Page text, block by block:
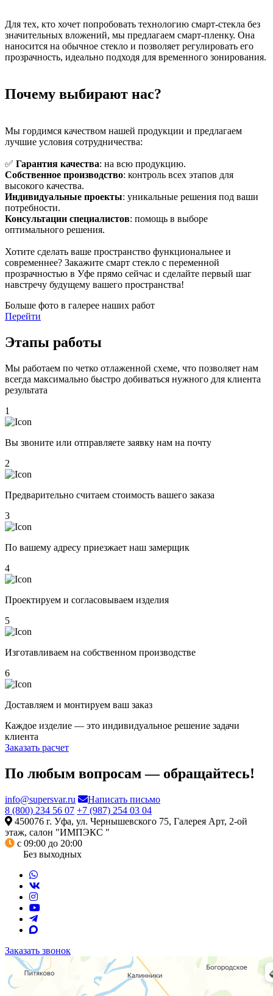
Для тех, кто хочет попробовать технологию смарт-стекла без
значительных вложений, мы предлагаем смарт-пленку. Она
наносится на обычное стекло и позволяет регулировать его
прозрачность, идеально подходя для временного зонирования.
Почему выбирают нас?
Мы гордимся качеством нашей продукции и предлагаем
лучшие условия сотрудничества:
✅ Гарантия качества: на всю продукцию.
Собственное производство: контроль всех этапов для
высокого качества.
Индивидуальные проекты: уникальные решения под ваши
потребности.
Консультации специалистов: помощь в выборе
оптимального решения.
Хотите сделать ваше пространство функциональнее и
современнее? Закажите смарт стекло с переменной
прозрачностью в Уфе прямо сейчас и сделайте первый шаг
навстречу будущему вашего пространства!
Больше фото в галерее наших работ
Перейти
Этапы работы
Мы работаем по четко отлаженной схеме, что позволяет нам
всегда максимально быстро добиваться нужного для клиента
результата
1
Вы звоните или отправляете заявку нам на почту
2
Предварительно считаем стоимость вашего заказа
3
По вашему адресу приезжает наш замерщик
4
Проектируем и согласовываем изделия
5
Изготавливаем на собственном производстве
6
Доставляем и монтируем ваш заказ
Каждое изделие — это индивидуальное решение задачи
клиента
Заказать расчет
По любым вопросам — обращайтесь!
info@supersvar.ru
Написать письмо
8 (800) 234 56 07 +7 (987) 254 03 04
450076 г. Уфа, ул. Чернышевского 75, Галерея Арт, 2-ой
этаж, салон "ИМПЭКС "
с 09:00 до 20:00
Без выходных
Заказать звонок